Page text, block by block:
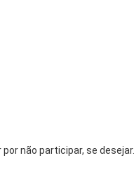
não participar, se desejar.